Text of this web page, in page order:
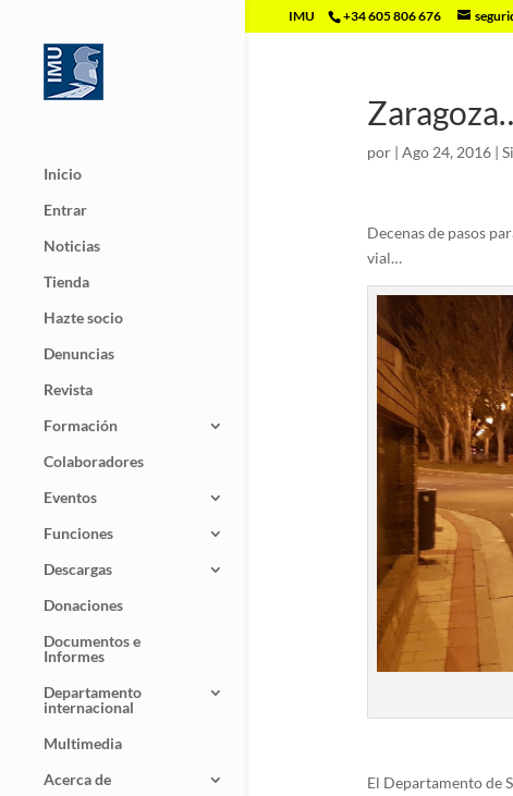
IMU +34 605 806 676
Inicio
Entrar
Noticias
Tienda
Hazte socio
Denuncias
Revista
Formación
Colaboradores
Eventos
Funciones
Descargas
Donaciones
Documentos e
Informes
Departamento
internacional
Multimedia
Acerca de
por | Ago 24, 2016|
Decenas de pasos
vial…
El Departamento de